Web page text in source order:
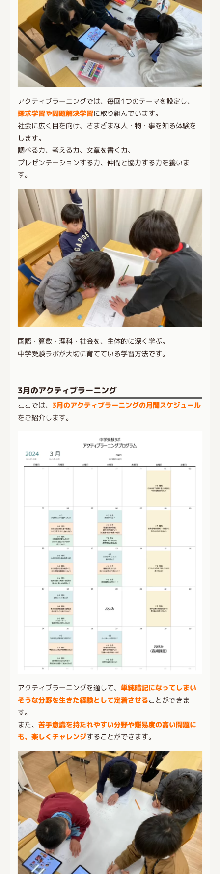
アクティブラーニングでは、毎回1つのテーマを設定し、
探求学習や問題解決学習に取り組んでいます。
社会に広く目を向け、さまざまな人・物・事を知る体験を
します。
調べる力、考える力、文章を書く力、
プレゼンテーションする力、仲間と協力する力を養いま
す。
国語・算数・理科・社会を、主体的に深く学ぶ。
中学受験ラボが大切に育てている学習方法です。
3月のアクティブラーニング
ここでは、 3月のアクティブラーニングの月間スケジュール
をご紹介します。
アクティブラーニングを通して、単純暗記になってしまい
そうな分野を生きた経験として定着させることができま
す。
また、苦手意識を持たれやすい分野や難易度の高い問題に
も、楽しくチャレンジすることができます。